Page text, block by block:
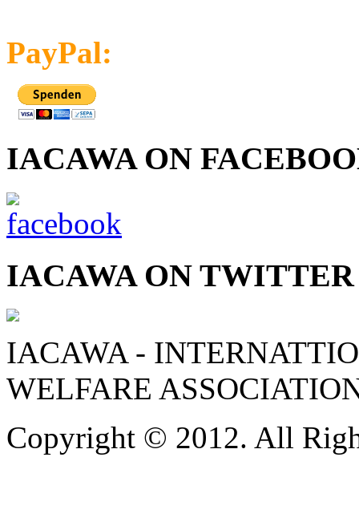
PayPal:
IACAWA ON
IACAWA ON TWITTER
IACAWA -
WELFARE
Copyright © 2012. All